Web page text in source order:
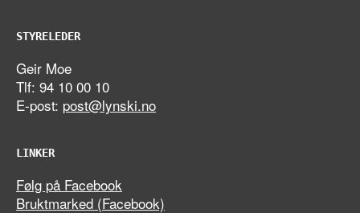
STYRELEDER
Geir Moe
Tlf: 94 10 00 10
E-post: post@lynski.no
LINKER
Følg på Facebook
Bruktmarked (Facebook)